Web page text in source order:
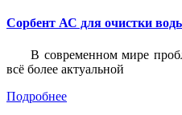
Сорбент АС для очистки
В современном мире
всё более актуальной
Подробнее